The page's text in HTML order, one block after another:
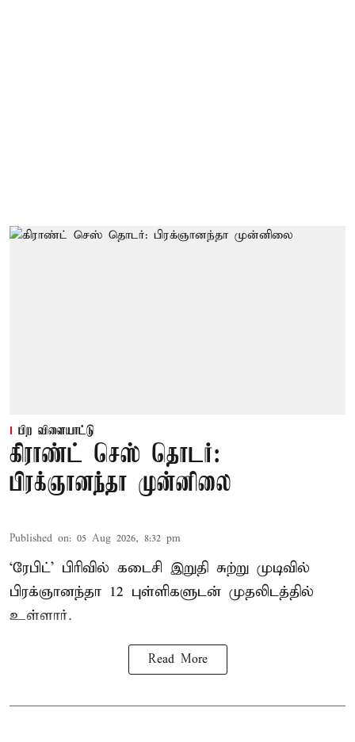
பிற விளையாட்டு
கிராண்ட் செஸ் தொடர்:
பிரக்ஞானந்தா முன்னிலை
Published on: 05 Aug 2026, 8:32 pm
‘ரேபிட்’ பிரிவில் கடைசி இறுதி சுற்று முடிவில்
பிரக்ஞானந்தா 12 புள்ளிகளுடன் முதலிடத்தில்
உள்ளார்.
Read More